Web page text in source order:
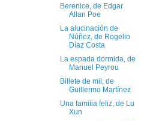
Berenice, de Edgar
Allan Poe
La alucinación de
Núñez, de Rogelio
Díaz Costa
La espada dormida, de
Manuel Peyrou
Billete de mil, de
Guillermo Martínez
Una familia feliz, de Lu
Xun